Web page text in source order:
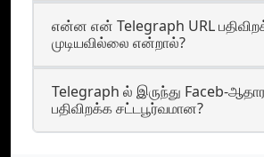
என்ன என் Telegraph URL
முடியவில்லை என்றால்?
Telegraph ல் இருந்து Faceb-
பதிவிறக்க சட்டபூர்வமான?